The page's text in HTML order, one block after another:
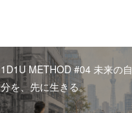
1D1U METHOD #04 未来の自
分を、先に生きる。